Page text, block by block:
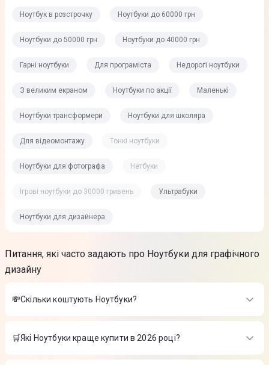
Ноутбук в розстрочку Ноутбуки до 60000 грн
Ноутбуки до 50000 грн Ноутбуки до 40000 грн
Гарні ноутбуки Для програміста Недорогі ноутбуки
З великим екраном Ноутбуки по акції Маленькі
Ноутбуки трансформери Ноутбуки для школяра
Для відеомонтажу Тонкі ноутбуки
Ноутбуки для фотографа Нетбуки
Ігрові ноутбуки до 30000 гривень Ультрабуки
Ноутбуки для дизайнера
Питання, які часто задають про Ноутбуки для графічного
дизайну
💸Скільки коштують Ноутбуки?
Вартість товарів в категорії Ноутбуки в інтернет-магазині
Цитрус
🛒Які Ноутбуки краще купити в 2026 році?
Найкращі Ноутбуки в 2026 році на думку інтернет-магазину